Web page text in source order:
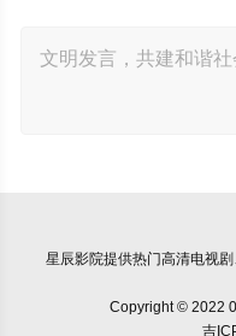
星辰影院提供热门高清电视
Copyright © 2022
吉